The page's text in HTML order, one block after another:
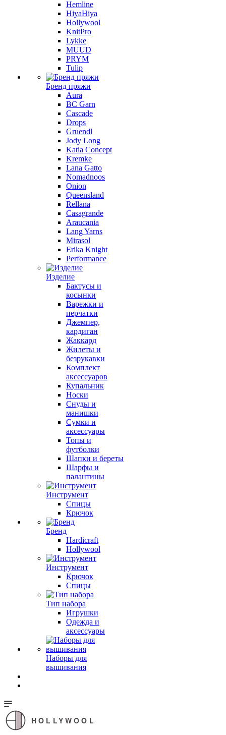
Hemline
HiyaHiya
Hollywool
KnitPro
Lykke
MUUD
PRYM
Tulip
Бренд пряжи
Aura
BC Garn
Cascade
Drops
Gruendl
Jody Long
Katia Concept
Kremke
Lana Gatto
Nomadnoos
Onion
Queensland
Rellana
Casagrande
Araucania
Lang Yarns
Mirasol
Erika Knight
Performance
Изделие
Бактусы и
косынки
Варежки и
перчатки
Джемпер,
кардиган
Жаккард
Жилеты и
безрукавки
Комплект
аксессуаров
Купальник
Носки
Снуды и
манишки
Сумки и
аксессуары
Топы и
футболки
Шапки и береты
Шарфы и
палантины
Инструмент
Спицы
Крючок
Бренд
Hardicraft
Hollywool
Инструмент
Крючок
Спицы
Тип набора
Игрушки
Одежда и
аксессуары
Наборы для
вышивания
HOLLYWOOL